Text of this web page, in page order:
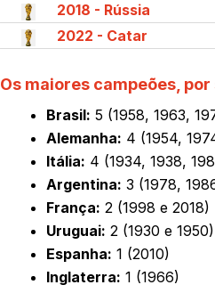
2018 - Rússia
2022 - Catar
Os maiores campeões,
Brasil: 5 (1958, 1963,
Alemanha: 4 (1954,
Itália: 4 (1934, 1938,
Argentina: 3 (1978,
França: 2 (1998 e 2018)
Uruguai: 2 (1930 e 1950)
Espanha: 1 (2010)
Inglaterra: 1 (1966)